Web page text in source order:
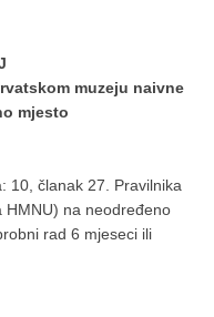
muzeju naivne
mjesto
10, članak 27. Pravilnika
HMNU) na neodređeno
rad 6 mjeseci ili